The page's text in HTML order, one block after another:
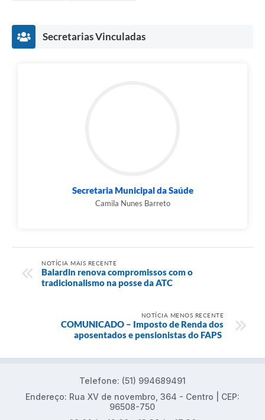
Secretarias Vinculadas
Secretaria Municipal da Saúde
Camila Nunes Barreto
NOTÍCIA MAIS RECENTE
Balardin renova compromissos com o
tradicionalismo na posse da ATC
NOTÍCIA MENOS RECENTE
COMUNICADO – Imposto de Renda dos
aposentados e pensionistas do FAPS
Telefone: (51) 994689491
Endereço: Rua XV de novembro, 364 - Centro | CEP:
96508-750